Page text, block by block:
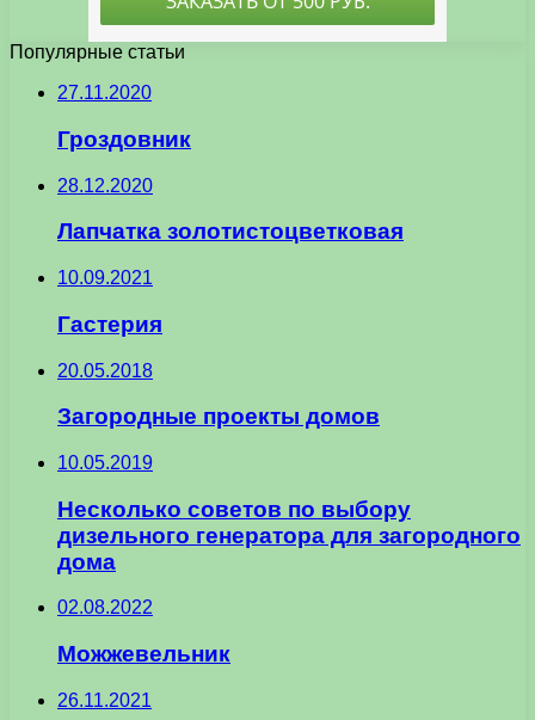
Популярные статьи
27.11.2020
Гроздовник
28.12.2020
Лапчатка золотистоцветковая
10.09.2021
Гастерия
20.05.2018
Загородные проекты домов
10.05.2019
Несколько советов по выбору
дизельного генератора для загородного
дома
02.08.2022
Можжевельник
26.11.2021